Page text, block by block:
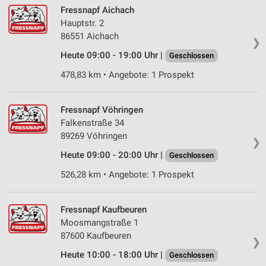
❯
Fressnapf Aichach
Hauptstr. 2
86551 Aichach
Heute 09:00 - 19:00 Uhr |
Geschlossen
478,83 km • Angebote: 1 Prospekt
❯
Fressnapf Vöhringen
Falkenstraße 34
89269 Vöhringen
Heute 09:00 - 20:00 Uhr |
Geschlossen
526,28 km • Angebote: 1 Prospekt
❯
Fressnapf Kaufbeuren
Moosmangstraße 1
87600 Kaufbeuren
Heute 10:00 - 18:00 Uhr |
Geschlossen
personalisierter Werbung
Erstellung von Profilen zur Personalisierung
Verwendung von Profilen zur Auswahl
personalisierter Inhalte
Messung der Werbeleistung
Messung der Performance von Inhalten
Analyse von Zielgruppen durch Statistiken oder
Kombinationen von Daten aus verschiedenen
Verwendung reduzierter Daten zur Auswahl von
Inhalten
IAB-Besonderheiten: